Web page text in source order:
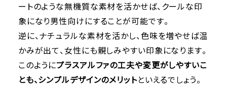
ートのような無機質な素材を活かせば、クールな印
象になり男性向けにすることが可能です。
逆に、ナチュラルな素材を活かし、色味を増やせば温
かみが出て、女性にも親しみやすい印象になります。
このようにプラスアルファの工夫や変更がしやすいこ
とも、シンプルデザインのメリットといえるでしょう。